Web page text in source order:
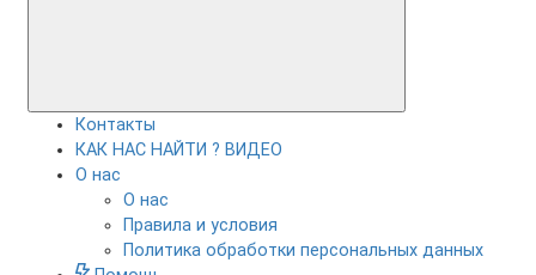
Контакты
КАК НАС НАЙТИ ? ВИДЕО
О нас
О нас
Правила и условия
Политика обработки персональных данных